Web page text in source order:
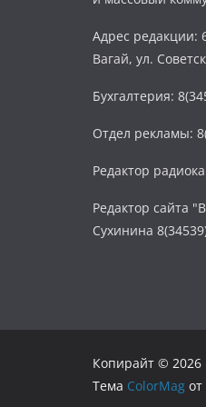
Адрес редакции:
Вагай, ул.
Бухгалтерия:
Отдел рекламы:
Редактор
Редактор сайта
Сухинина
Копирайт © 2026
Тема ColorMag